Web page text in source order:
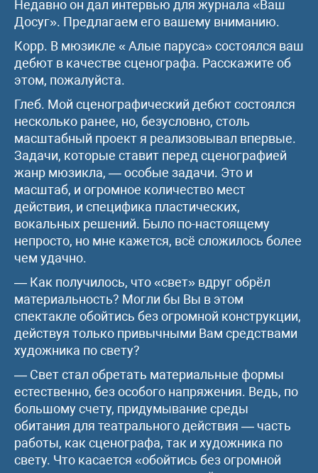
Недавно он дал интервью для журнала «Ваш
Досуг». Предлагаем его вашему вниманию.
Корр. В мюзикле « Алые паруса» состоялся ваш
дебют в качестве сценографа. Расскажите об
этом, пожалуйста.
Глеб. Мой сценографический дебют состоялся
несколько ранее, но, безусловно, столь
масштабный проект я реализовывал впервые.
Задачи, которые ставит перед сценографией
жанр мюзикла, — особые задачи. Это и
масштаб, и огромное количество мест
действия, и специфика пластических,
вокальных решений. Было по-настоящему
непросто, но мне кажется, всё сложилось более
чем удачно.
— Как получилось, что «свет» вдруг обрёл
материальность? Могли бы Вы в этом
спектакле обойтись без огромной конструкции,
действуя только привычными Вам средствами
художника по свету?
— Свет стал обретать материальные формы
естественно, без особого напряжения. Ведь, по
большому счету, придумывание среды
обитания для театрального действия — часть
работы, как сценографа, так и художника по
свету. Что касается «обойтись без огромной